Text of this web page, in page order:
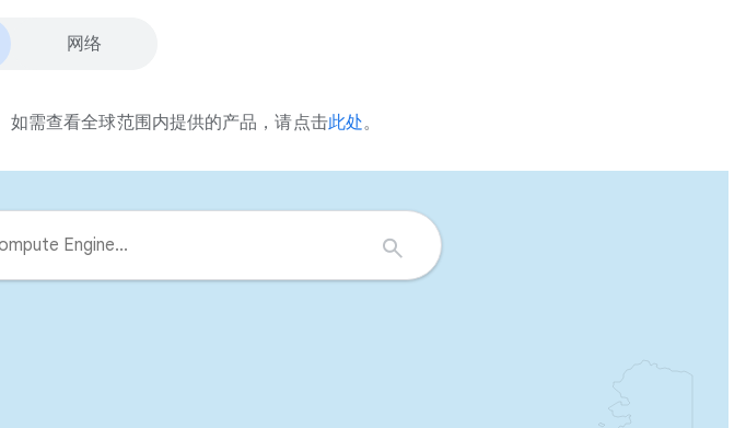
网络
如需查看全球范围内提供的产品，请点击此处。